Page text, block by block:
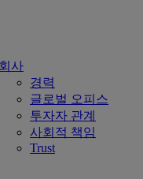
회사
경력
글로벌 오피스
투자자 관계
사회적 책임
Trust